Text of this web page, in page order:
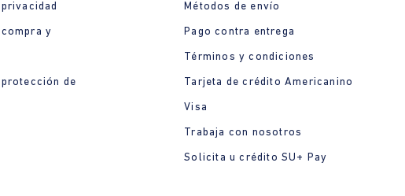
y
de
Métodos de envío
Pago contra entrega
Términos y condiciones
Tarjeta de crédito Americanino
Visa
Trabaja con nosotros
Solicita u crédito SU+ Pay